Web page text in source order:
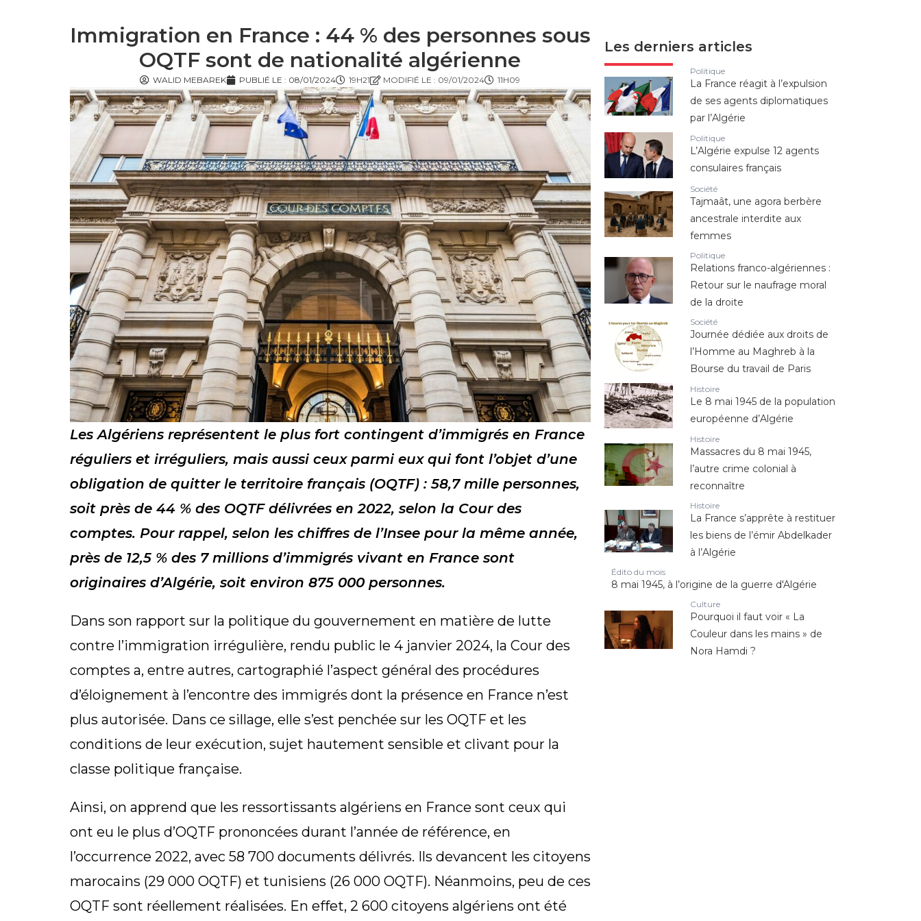
Immigration en France : 44 % des personnes sous
OQTF sont de nationalité algérienne
WALID MEBAREK PUBLIÉ LE : 08/01/2024 19H21 MODIFIÉ LE : 09/01/2024 11H09
Les Algériens représentent le plus fort contingent d’immigrés en France
réguliers et irréguliers, mais aussi ceux parmi eux qui font l’objet d’une
obligation de quitter le territoire français (OQTF) : 58,7 mille personnes,
soit près de 44 % des OQTF délivrées en 2022, selon la Cour des
comptes. Pour rappel, selon les chiffres de l’Insee pour la même année,
près de 12,5 % des 7 millions d’immigrés vivant en France sont
originaires d’Algérie, soit environ 875 000 personnes.
Dans son rapport sur la politique du gouvernement en matière de lutte
contre l’immigration irrégulière, rendu public le 4 janvier 2024, la Cour des
comptes a, entre autres, cartographié l’aspect général des procédures
d’éloignement à l’encontre des immigrés dont la présence en France n’est
plus autorisée. Dans ce sillage, elle s’est penchée sur les OQTF et les
conditions de leur exécution, sujet hautement sensible et clivant pour la
classe politique française.
Ainsi, on apprend que les ressortissants algériens en France sont ceux qui
ont eu le plus d’OQTF prononcées durant l’année de référence, en
l’occurrence 2022, avec 58 700 documents délivrés. Ils devancent les citoyens
marocains (29 000 OQTF) et tunisiens (26 000 OQTF). Néanmoins, peu de ces
OQTF sont réellement réalisées. En effet, 2 600 citoyens algériens ont été
Les derniers articles
Politique
La France réagit à l’expulsion
de ses agents diplomatiques
par l’Algérie
Politique
L’Algérie expulse 12 agents
consulaires français
Société
Tajmaât, une agora berbère
ancestrale interdite aux
femmes
Politique
Relations franco-algériennes :
Retour sur le naufrage moral
de la droite
Société
Journée dédiée aux droits de
l’Homme au Maghreb à la
Bourse du travail de Paris
Histoire
Le 8 mai 1945 de la population
européenne d’Algérie
Histoire
Massacres du 8 mai 1945,
l’autre crime colonial à
reconnaître
Histoire
La France s’apprête à restituer
les biens de l’émir Abdelkader
à l’Algérie
Édito du mois
8 mai 1945, à l’origine de la guerre d'Algérie
Culture
Pourquoi il faut voir « La
Couleur dans les mains » de
Nora Hamdi ?